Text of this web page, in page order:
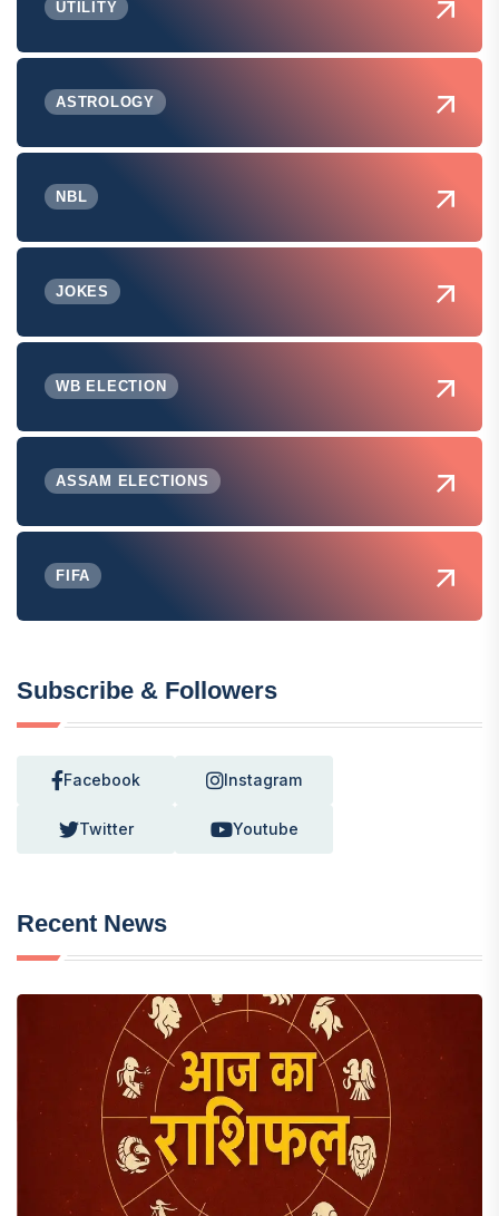
UTILITY
ASTROLOGY
NBL
JOKES
WB ELECTION
ASSAM ELECTIONS
FIFA
Subscribe & Followers
Facebook Instagram
Twitter Youtube
Recent News